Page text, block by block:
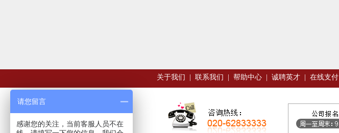
关于我们 联系我们 帮助中心 诚聘英才 在线支付
请您留言
感谢您的关注，当前客服人员不在